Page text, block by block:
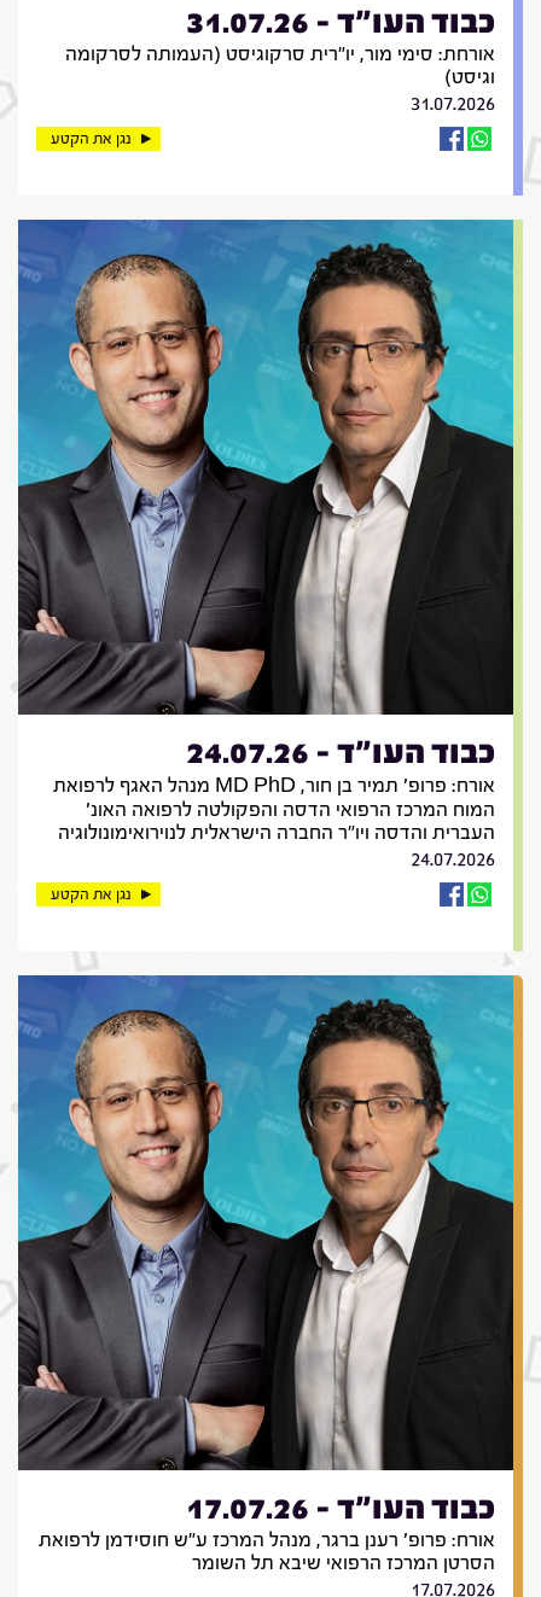
כבוד העו"ד - 31.07.26
אורחת: סימי מור, יו"רית סרקוגיסט (העמותה לסרקומה
וגיסט)
31.07.2026
נגן את הקטע
כבוד העו"ד - 24.07.26
אורח: פרופ' תמיר בן חור, MD PhD מנהל האגף לרפואת
המוח המרכז הרפואי הדסה והפקולטה לרפואה האונ'
העברית והדסה ויו"ר החברה הישראלית לנוירואימונולוגיה
24.07.2026
נגן את הקטע
כבוד העו"ד - 17.07.26
אורח: פרופ' רענן ברגר, מנהל המרכז ע"ש חוסידמן לרפואת
הסרטן המרכז הרפואי שיבא תל השומר
17.07.2026